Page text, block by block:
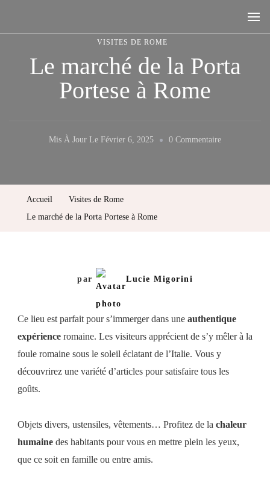
VISITES DE ROME
Le marché de la Porta
Portese à Rome
Mis À Jour Le Février 6, 2025 0 CommentaireSur
Accueil
Visites de Rome
Le marché de la Porta Portese à Rome
par Lucie Migorini
Ce lieu est parfait pour s’immerger dans une authentique
expérience romaine. Les visiteurs apprécient de s’y mêler à la
foule romaine sous le soleil éclatant de l’Italie. Vous y
découvrirez une variété d’articles pour satisfaire tous les
goûts.
Objets divers, ustensiles, vêtements… Profitez de la chaleur
humaine des habitants pour vous en mettre plein les yeux,
que ce soit en famille ou entre amis.